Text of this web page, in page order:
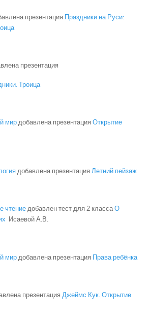
презентация Праздники на Руси:
презентация
Троица
мирдобавлена презентация Открытие
добавлена презентация Летний пейзаж
чтениедобавлен тест для 2 классаО
Исаевой А.В.
мир добавлена презентация Права ребёнка
презентация Джеймс Кук. Открытие